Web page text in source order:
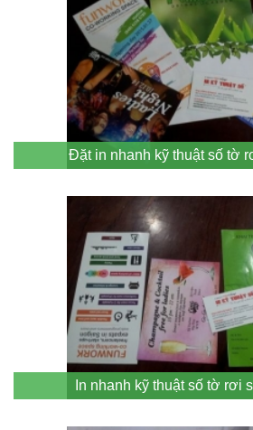
Đặt in nhanh kỹ thuật số tờ
In nhanh kỹ thuật số tờ rơi